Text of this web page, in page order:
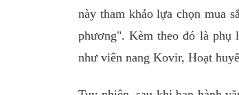
này tham khảo lựa chọn mua
phương". Kèm theo đó là phụ
như viên nang Kovir, Hoạt